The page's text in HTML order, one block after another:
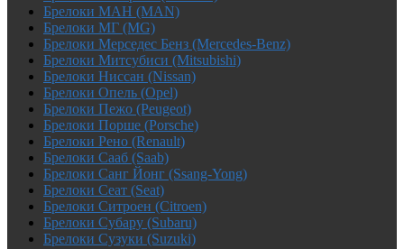
Брелоки МАН (MAN)
Брелоки МГ (MG)
Брелоки Мерседес Бенз (Mercedes-Benz)
Брелоки Митсубиси (Mitsubishi)
Брелоки Ниссан (Nissan)
Брелоки Опель (Opel)
Брелоки Пежо (Peugeot)
Брелоки Порше (Porsche)
Брелоки Рено (Renault)
Брелоки Сааб (Saab)
Брелоки Санг Йонг (Ssang-Yong)
Брелоки Сеат (Seat)
Брелоки Ситроен (Citroen)
Брелоки Субару (Subaru)
Брелоки Сузуки (Suzuki)